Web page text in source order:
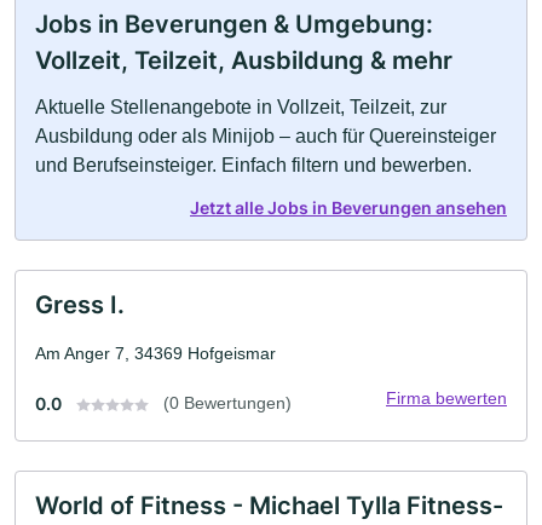
Jobs in Beverungen & Umgebung:
Vollzeit, Teilzeit, Ausbildung & mehr
Aktuelle Stellenangebote in Vollzeit, Teilzeit, zur
Ausbildung oder als Minijob – auch für Quereinsteiger
und Berufseinsteiger. Einfach filtern und bewerben.
Jetzt alle Jobs in Beverungen ansehen
Gress I.
Am Anger 7, 34369 Hofgeismar
0.0 (0 Bewertungen) Firma bewerten
World of Fitness - Michael Tylla Fitness-